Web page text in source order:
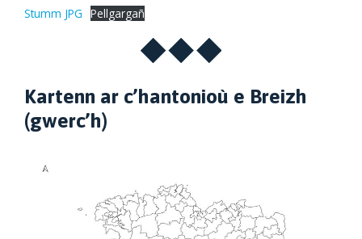
Stumm JPG Pellgargañ
Kartenn ar c’hantonioù e Breizh
(gwerc’h)